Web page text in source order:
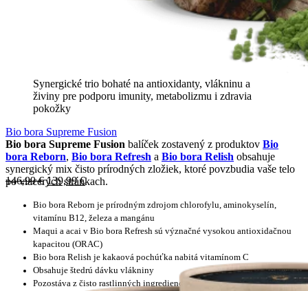
Synergické trio bohaté na antioxidanty, vlákninu a
živiny pre podporu imunity, metabolizmu i zdravia
pokožky
Bio bora Supreme Fusion
Bio bora Supreme Fusion balíček zostavený z produktov Bio
bora Reborn, Bio bora Refresh a Bio bora Relish obsahuje
synergický mix čisto prírodných zložiek, ktoré povzbudia vaše telo
po viacerých stránkach.
Bio bora Reborn je prírodným zdrojom chlorofylu, aminokyselín,
vitamínu B12, železa a mangánu
Maqui a acai v Bio bora Refresh sú význačné vysokou antioxidačnou
kapacitou (ORAC)
Bio bora Relish je kakaová pochúťka nabitá vitamínom C
Obsahuje štedrú dávku vlákniny
Pozostáva z čisto rastlinných ingrediencií v 100% BIO kvalite bez
146,99€ 139,99€